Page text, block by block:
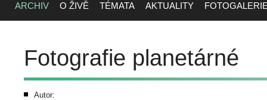
ARCHIV O ŽIVĚ TÉMATA AKTUALITY
Fotografie planetárné
Autor: